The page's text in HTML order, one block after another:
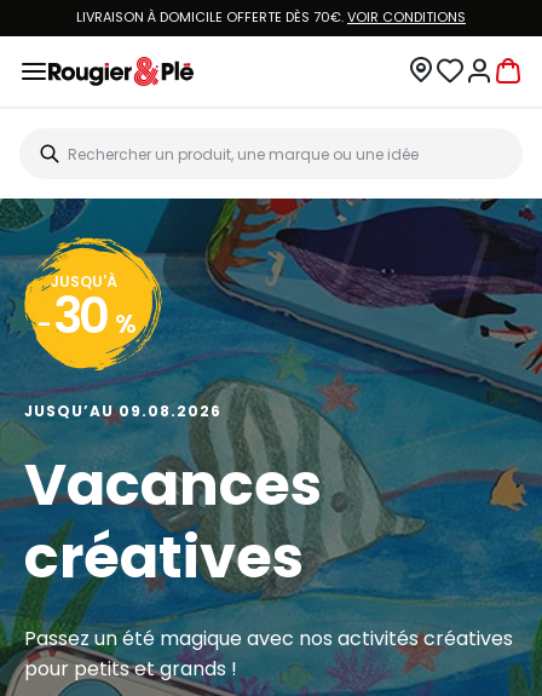
LIVRAISON À DOMICILE OFFERTE DÈS 70€.VOIR CONDITIONS
JUSQU'À
- 30 %
JUSQU’AU 09.08.2026
Vacances
créatives
Passez un été magique avec nos activités créatives
pour petits et grands !